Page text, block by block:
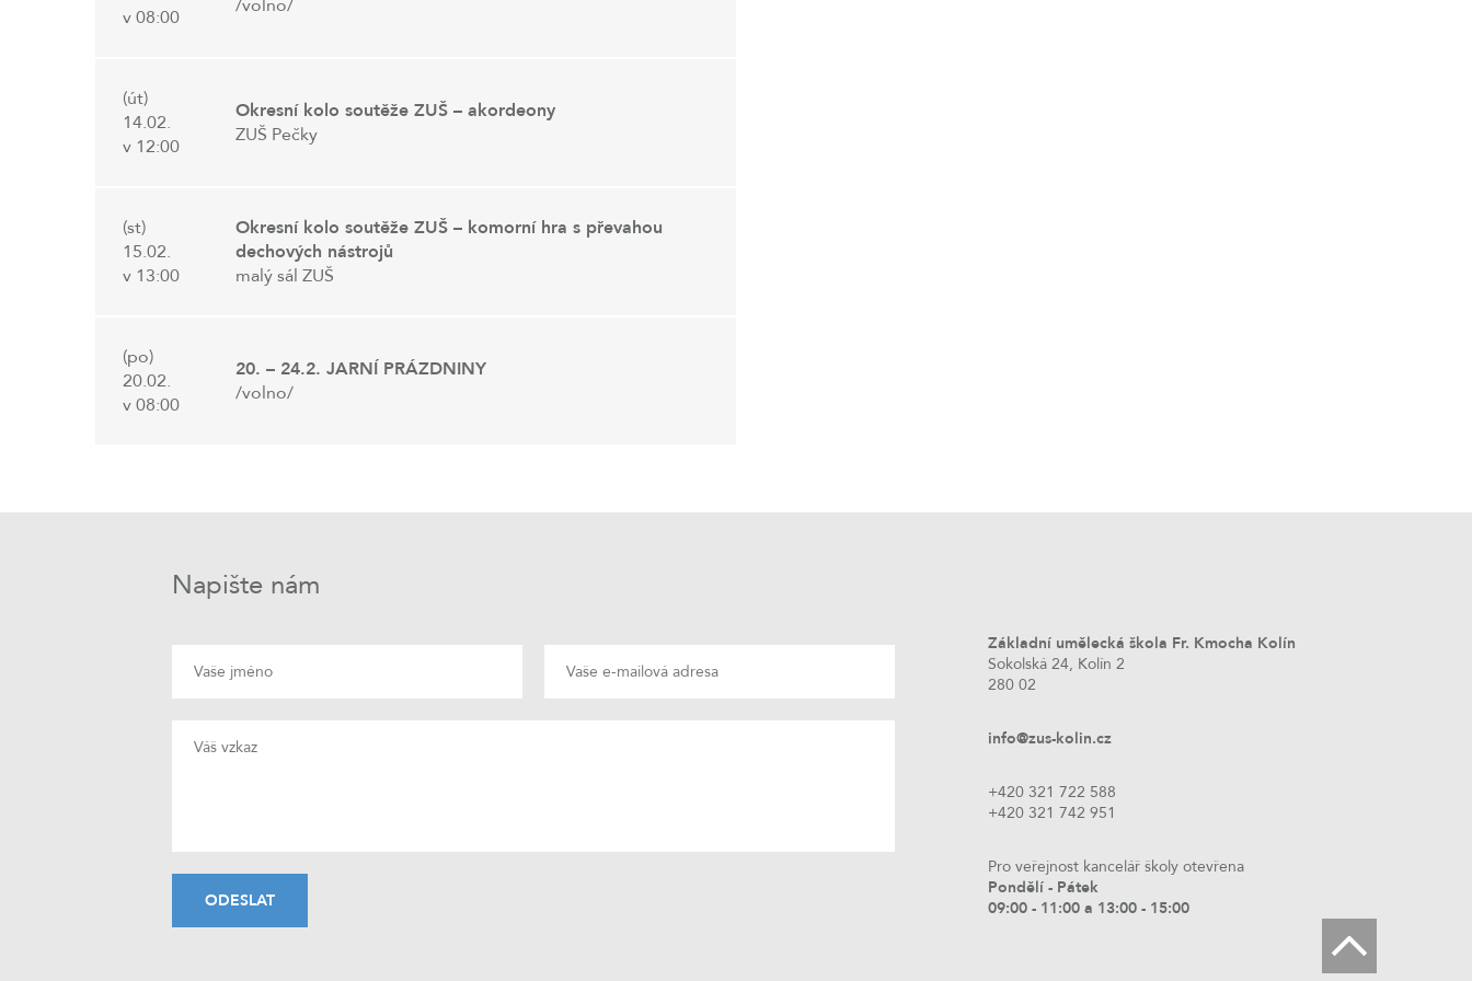
v 08:00
/volno/
(út)
14.02.
v 12:00
Okresní kolo soutěže ZUŠ – akordeony
ZUŠ Pečky
(st)
15.02.
v 13:00
Okresní kolo soutěže ZUŠ – komorní hra s převahou
dechových nástrojů
malý sál ZUŠ
(po)
20.02.
v 08:00
20. – 24.2. JARNÍ PRÁZDNINY
/volno/
Napište nám
Základní umělecká škola Fr. Kmocha Kolín
Sokolská 24, Kolín 2
280 02
info@zus-kolin.cz
+420 321 722 588
+420 321 742 951
Pro veřejnost kancelář školy otevřena
Pondělí - Pátek
09:00 - 11:00 a 13:00 - 15:00